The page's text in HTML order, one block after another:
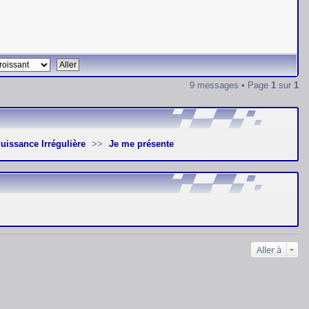
9 messages • Page 1 sur 1
Puissance Irrégulière Je me présente
Aller à